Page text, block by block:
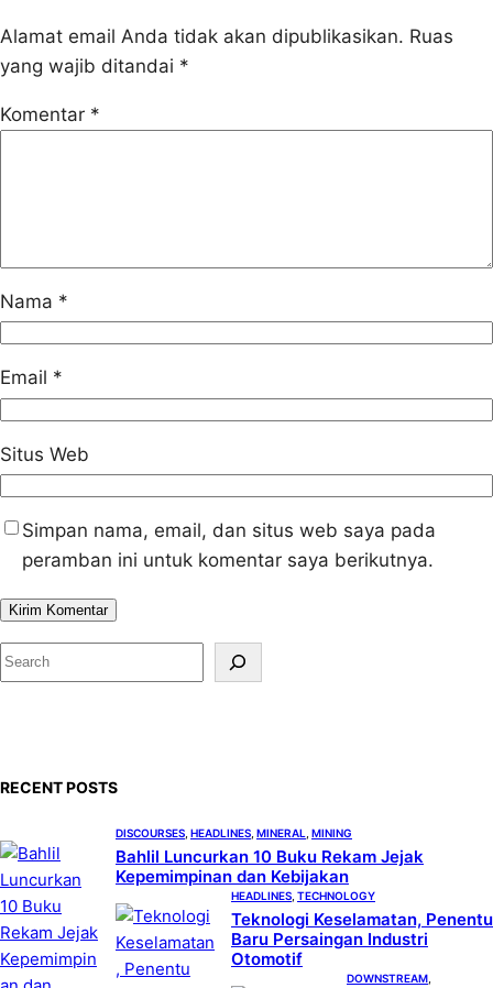
Alamat email Anda tidak akan dipublikasikan. Ruas
yang wajib ditandai *
Komentar *
Nama *
Email *
Situs Web
Simpan nama, email, dan situs web saya pada
peramban ini untuk komentar saya berikutnya.
S
e
RECENT POSTS
DISCOURSES HEADLINES MINERAL MINING
Bahlil Luncurkan 10 Buku Rekam Jejak
Kepemimpinan dan Kebijakan
HEADLINES TECHNOLOGY
Teknologi Keselamatan, Penentu
Baru Persaingan Industri
Otomotif
DOWNSTREAM